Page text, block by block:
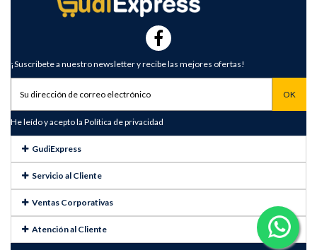
¡Suscribete a nuestro newsletter y recibe las mejores ofertas!
He leído y acepto la Política de privacidad
GudiExpress
Servicio al Cliente
Ventas Corporativas
Atención al Cliente